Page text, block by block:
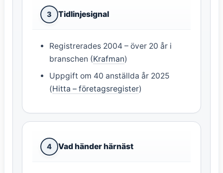
3 Tidlinjesignal
Registrerades 2004 – över 20 år i
branschen (Krafman)
Uppgift om 40 anställda år 2025
(Hitta – företagsregister)
4 Vad händer härnäst